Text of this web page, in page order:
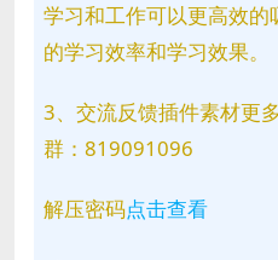
学习和工作可以更高效
的学习效率和学习效果。
3、交流反馈插件素材更
群：819091096
解压密码点击查看